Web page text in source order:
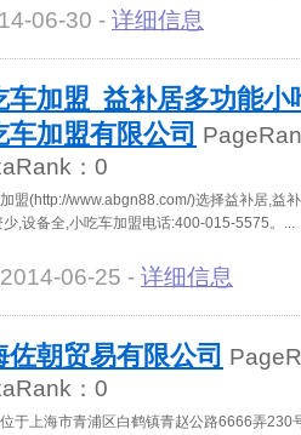
06-30 - 详细信息
车加盟_益补居多功能小
车加盟有限公司
： 0
盟(http://www.abgn88.com/)选择益补居,益
,设备全,小吃车加盟电话:400-015-5575。
06-25 - 详细信息
佐朝贸易有限公司
： 0
于上海市青浦区白鹤镇青赵公路6666弄230